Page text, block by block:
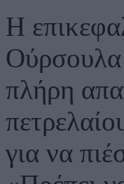
Η
Ούρσουλα
πλήρη
για να